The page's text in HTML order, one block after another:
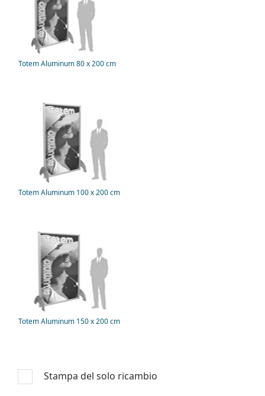
Totem Aluminum 80 x 200 cm
Totem Aluminum 100 x 200 cm
Totem Aluminum 150 x 200 cm
Stampa del solo ricambio